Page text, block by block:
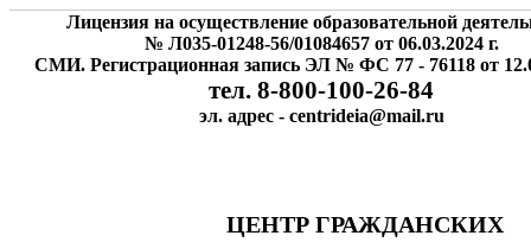
Лицензия на осуществление образовательной
№ Л035-01248-56/01084657 от 06.03.2024 г.
СМИ. Регистрационная запись ЭЛ № ФС 77 - 76118 от
тел. 8-800-100-26-84
эл. адрес - centrideia@mail.ru
ЦЕНТР